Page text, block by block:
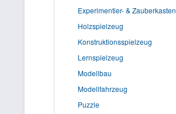
Experimentier- & Zauberkasten
Holzspielzeug
Konstruktionsspielzeug
Lernspielzeug
Modellbau
Modellfahrzeug
Puzzle